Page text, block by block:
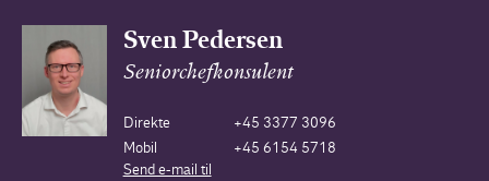
Sven Pedersen
Seniorchefkonsulent
Direkte
+45 3377 3096
Mobil
+45 6154 5718
Send e-mail til